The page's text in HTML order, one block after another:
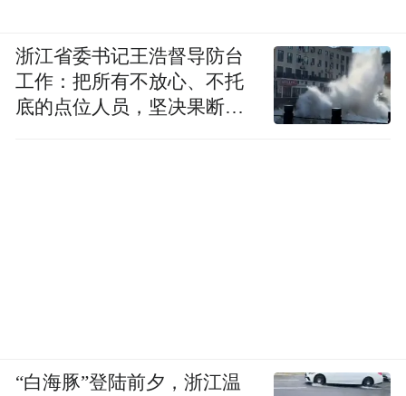
浙江省委书记王浩督导防台
工作：把所有不放心、不托
底的点位人员，坚决果断转
“白海豚”登陆前夕，浙江温